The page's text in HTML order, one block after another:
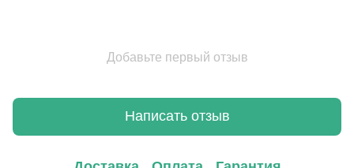
Добавьте первый отзыв
Написать отзыв